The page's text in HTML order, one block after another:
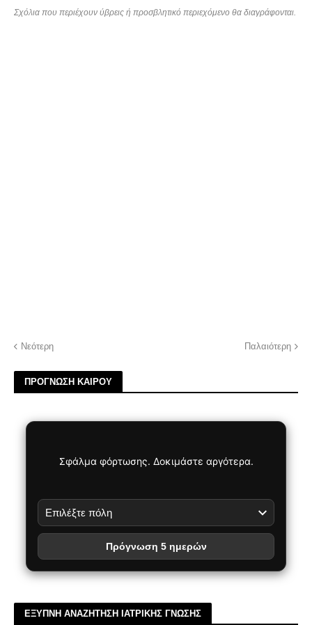
Σχόλια που περιέχουν ύβρεις ή προσβλητικό περιεχόμενο θα διαγράφονται.
Νεότερη Παλαιότερη
ΠΡΟΓΝΩΣΗ ΚΑΙΡΟΥ
Σφάλμα φόρτωσης. Δοκιμάστε αργότερα.
Πρόγνωση 5 ημερών
ΕΞΥΠΝΗ ΑΝΑΖΗΤΗΣΗ ΙΑΤΡΙΚΗΣ ΓΝΩΣΗΣ